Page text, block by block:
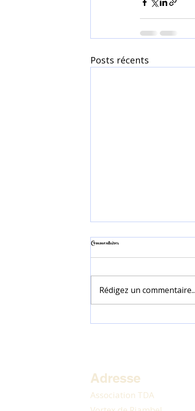
Posts récents
Soin Hautes Vibrations, à distance depuis
Commentaires
Rédigez un commentaire...
Adresse
Association TDA